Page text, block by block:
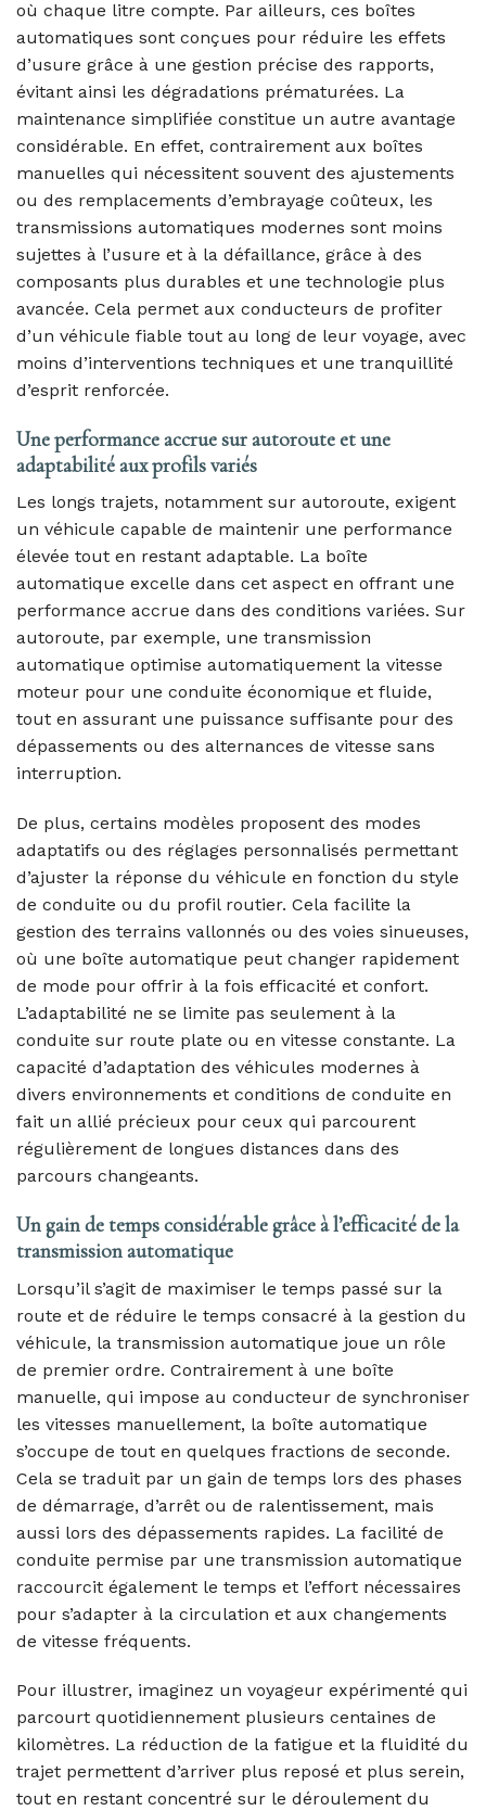
où chaque litre compte. Par ailleurs, ces boîtes
automatiques sont conçues pour réduire les effets
d’usure grâce à une gestion précise des rapports,
évitant ainsi les dégradations prématurées. La
maintenance simplifiée constitue un autre avantage
considérable. En effet, contrairement aux boîtes
manuelles qui nécessitent souvent des ajustements
ou des remplacements d’embrayage coûteux, les
transmissions automatiques modernes sont moins
sujettes à l’usure et à la défaillance, grâce à des
composants plus durables et une technologie plus
avancée. Cela permet aux conducteurs de profiter
d’un véhicule fiable tout au long de leur voyage, avec
moins d’interventions techniques et une tranquillité
d’esprit renforcée.
Une performance accrue sur autoroute et une
adaptabilité aux profils variés
Les longs trajets, notamment sur autoroute, exigent
un véhicule capable de maintenir une performance
élevée tout en restant adaptable. La boîte
automatique excelle dans cet aspect en offrant une
performance accrue dans des conditions variées. Sur
autoroute, par exemple, une transmission
automatique optimise automatiquement la vitesse
moteur pour une conduite économique et fluide,
tout en assurant une puissance suffisante pour des
dépassements ou des alternances de vitesse sans
interruption.
De plus, certains modèles proposent des modes
adaptatifs ou des réglages personnalisés permettant
d’ajuster la réponse du véhicule en fonction du style
de conduite ou du profil routier. Cela facilite la
gestion des terrains vallonnés ou des voies sinueuses,
où une boîte automatique peut changer rapidement
de mode pour offrir à la fois efficacité et confort.
L’adaptabilité ne se limite pas seulement à la
conduite sur route plate ou en vitesse constante. La
capacité d’adaptation des véhicules modernes à
divers environnements et conditions de conduite en
fait un allié précieux pour ceux qui parcourent
régulièrement de longues distances dans des
parcours changeants.
Un gain de temps considérable grâce à l’efficacité de la
transmission automatique
Lorsqu’il s’agit de maximiser le temps passé sur la
route et de réduire le temps consacré à la gestion du
véhicule, la transmission automatique joue un rôle
de premier ordre. Contrairement à une boîte
manuelle, qui impose au conducteur de synchroniser
les vitesses manuellement, la boîte automatique
s’occupe de tout en quelques fractions de seconde.
Cela se traduit par un gain de temps lors des phases
de démarrage, d’arrêt ou de ralentissement, mais
aussi lors des dépassements rapides. La facilité de
conduite permise par une transmission automatique
raccourcit également le temps et l’effort nécessaires
pour s’adapter à la circulation et aux changements
de vitesse fréquents.
Pour illustrer, imaginez un voyageur expérimenté qui
parcourt quotidiennement plusieurs centaines de
kilomètres. La réduction de la fatigue et la fluidité du
trajet permettent d’arriver plus reposé et plus serein,
tout en restant concentré sur le déroulement du